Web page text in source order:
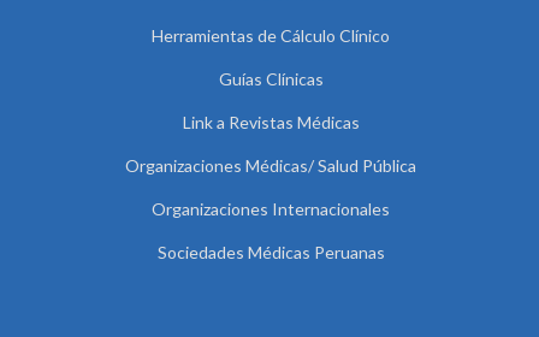
Herramientas de Cálculo Clínico
Guías Clínicas
Link a Revistas Médicas
Organizaciones Médicas/ Salud Pública
Organizaciones Internacionales
Sociedades Médicas Peruanas